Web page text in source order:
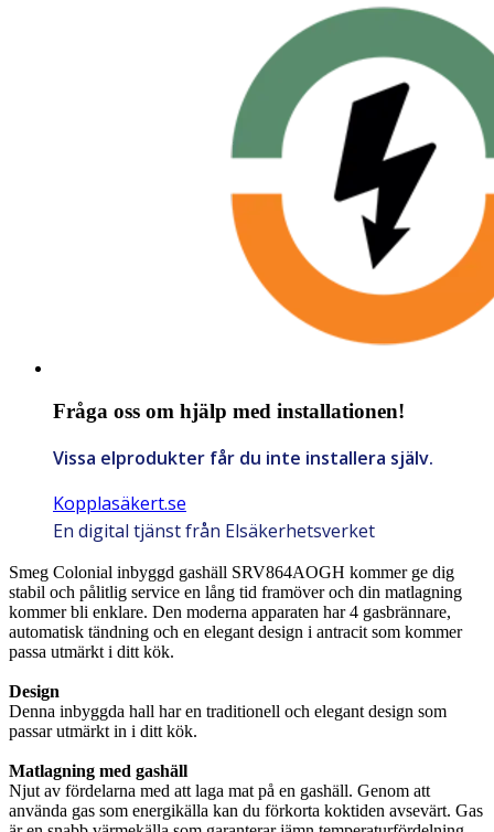
Fråga oss om hjälp med installationen!
Vissa elprodukter får du inte installera själv.
Kopplasäkert.se
En digital tjänst från Elsäkerhetsverket
Smeg Colonial inbyggd gashäll SRV864AOGH kommer ge dig
stabil och pålitlig service en lång tid framöver och din matlagning
kommer bli enklare. Den moderna apparaten har 4 gasbrännare,
automatisk tändning och en elegant design i antracit som kommer
passa utmärkt i ditt kök.
Design
Denna inbyggda hall har en traditionell och elegant design som
passar utmärkt in i ditt kök.
Matlagning med gashäll
Njut av fördelarna med att laga mat på en gashäll. Genom att
använda gas som energikälla kan du förkorta koktiden avsevärt. Gas